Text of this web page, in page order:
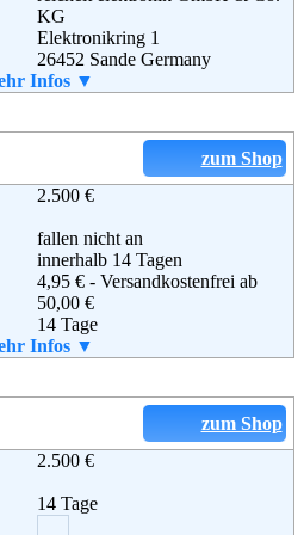
AGB
KG
Elektronikring 1
26452 Sande Germany
+49 (0)4422 955-333
Infos ▼
zum Shop
2.500 €
fallen nicht an
innerhalb 14 Tagen
4,95 € - Versandkostenfrei ab
50,00 €
14 Tage
Ja
Infos ▼
zum Shop
2.500 €
14 Tage